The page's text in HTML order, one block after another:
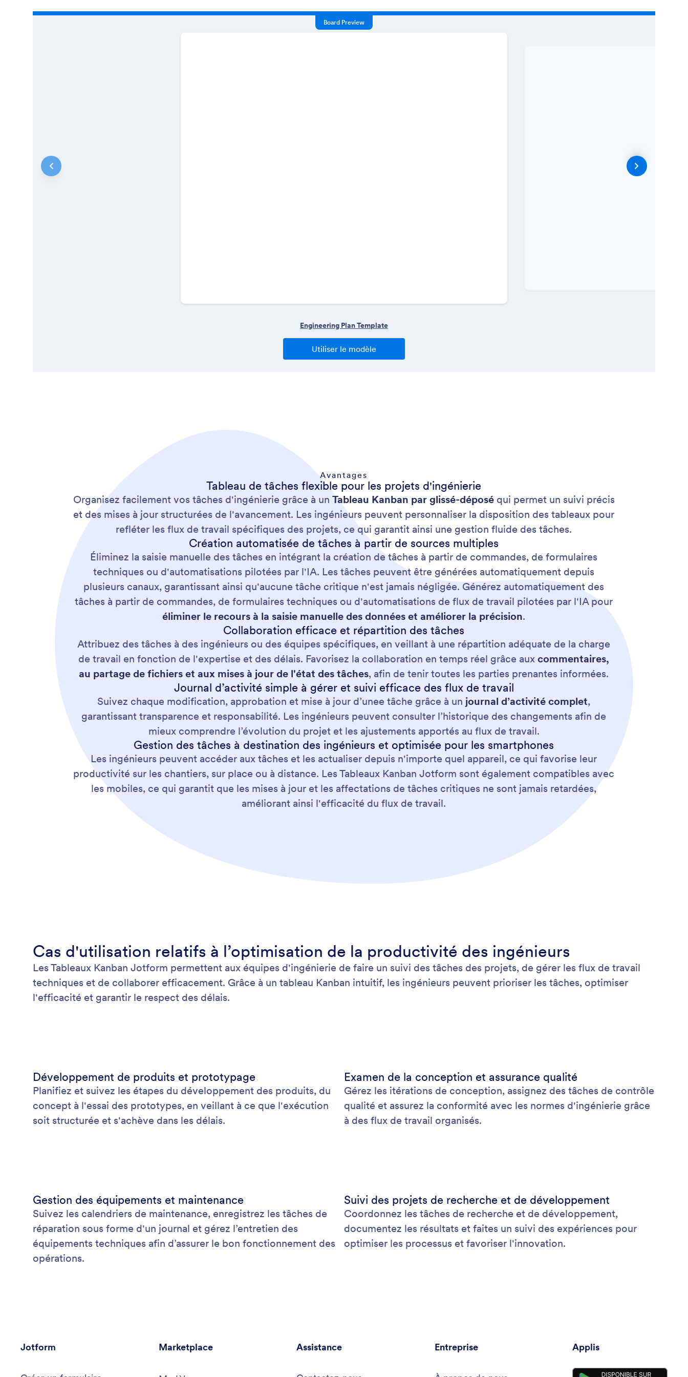
Avantages
Tableau de tâches flexible pour les projets d'ingénierie
Organisez facilement vos tâches d'ingénierie grâce à un Tableau Kanban par glissé-déposéqui permet un suivi précis
et des mises à jour structurées de l'avancement. Les ingénieurs peuvent personnaliser la disposition des tableaux pour
refléter les flux de travail spécifiques des projets, ce qui garantit ainsi une gestion fluide des tâches.
Création automatisée de tâches à partir de sources multiples
Éliminez la saisie manuelle des tâches en intégrant la création de tâches à partir de commandes, de formulaires
techniques ou d'automatisations pilotées par l'IA. Les tâches peuvent être générées automatiquement depuis
plusieurs canaux, garantissant ainsi qu'aucune tâche critique n'est jamais négligée. Générez automatiquement des
tâches à partir de commandes, de formulaires techniques ou d'automatisations de flux de travail pilotées par l'IA pour
éliminer le recours à la saisie manuelle des données et améliorer la précision.
Collaboration efficace et répartition des tâches
Attribuez des tâches à des ingénieurs ou des équipes spécifiques, en veillant à une répartition adéquate de la charge
de travail en fonction de l'expertise et des délais. Favorisez la collaboration en temps réel grâce auxcommentaires,
au partage de fichiers et aux mises à jour de l'état des tâches, afin de tenir toutes les parties prenantes informées.
Journal d’activité simple à gérer et suivi efficace des flux de travail
Suivez chaque modification, approbation et mise à jour d’unee tâche grâce à un journal d’activité complet,
garantissant transparence et responsabilité. Les ingénieurs peuvent consulter l’historique des changements afin de
mieux comprendre l’évolution du projet et les ajustements apportés au flux de travail.
Gestion des tâches à destination des ingénieurs et optimisée pour les smartphones
Les ingénieurs peuvent accéder aux tâches et les actualiser depuis n'importe quel appareil, ce qui favorise leur
productivité sur les chantiers, sur place ou à distance. Les Tableaux Kanban Jotform sont également compatibles avec
les mobiles, ce qui garantit que les mises à jour et les affectations de tâches critiques ne sont jamais retardées,
améliorant ainsi l'efficacité du flux de travail.
Cas d'utilisation relatifs à l’optimisation de la productivité des ingénieurs
Les Tableaux Kanban Jotform permettent aux équipes d'ingénierie de faire un suivi des tâches des projets, de gérer les flux de travail
techniques et de collaborer efficacement. Grâce à un tableau Kanban intuitif, les ingénieurs peuvent prioriser les tâches, optimiser
l'efficacité et garantir le respect des délais.
Développement de produits et prototypage
Planifiez et suivez les étapes du développement des produits, du
concept à l'essai des prototypes, en veillant à ce que l'exécution
soit structurée et s'achève dans les délais.
Examen de la conception et assurance qualité
Gérez les itérations de conception, assignez des tâches de contrôle
qualité et assurez la conformité avec les normes d'ingénierie grâce
à des flux de travail organisés.
Gestion des équipements et maintenance
Suivez les calendriers de maintenance, enregistrez les tâches de
réparation sous forme d'un journal et gérez l’entretien des
équipements techniques afin d’assurer le bon fonctionnement des
opérations.
Suivi des projets de recherche et de développement
Coordonnez les tâches de recherche et de développement,
documentez les résultats et faites un suivi des expériences pour
optimiser les processus et favoriser l'innovation.
Jotform Marketplace Assistance Entreprise Applis